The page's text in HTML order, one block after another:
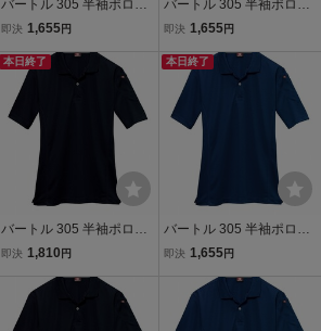
バートル 305 半袖ポロシ
ャツ ドライメッシュ ブラ
速乾 作業服 作業着
即決 1,655円
バートル 305 半袖ポロシ
ャツ ドライメッシュ ブラ
速乾 作業服 作業着
即決 1,655円
本日終了
バートル 305 半袖ポロシ
ャツ ドライメッシュ ブラ
速乾 作業服 作業着
即決 1,810 円
本日終了
バートル 305 半袖ポロシ
ャツ ドライメッシュ ネイ
速乾 作業服 作業着
即決 1,655円